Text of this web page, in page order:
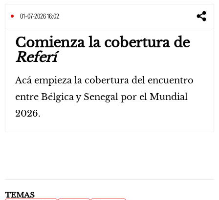
01-07-2026 16:02
Comienza la cobertura de
Referí
Acá empieza la cobertura del encuentro
entre Bélgica y Senegal por el Mundial
2026.
TEMAS